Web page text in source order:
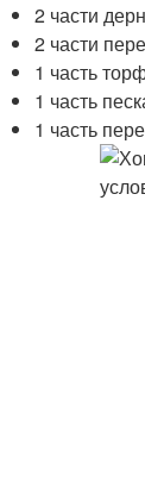
2 части
2 части
1 часть
1 часть
1 часть